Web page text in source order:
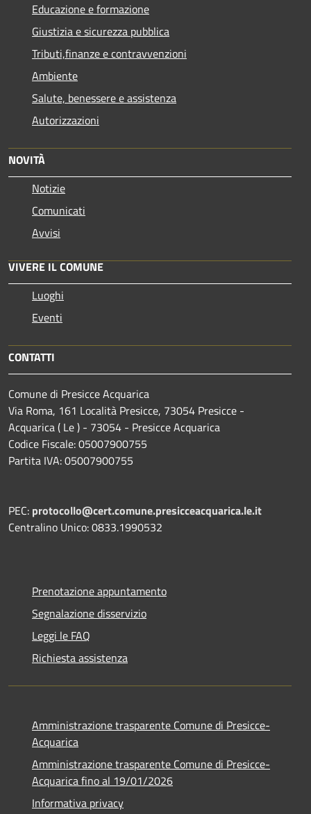
Educazione e formazione
Giustizia e sicurezza pubblica
Tributi,finanze e contravvenzioni
Ambiente
Salute, benessere e assistenza
Autorizzazioni
NOVITÀ
Notizie
Comunicati
Avvisi
VIVERE IL COMUNE
Luoghi
Eventi
CONTATTI
Comune di Presicce Acquarica
Via Roma, 161 Località Presicce, 73054 Presicce -
Acquarica ( Le ) - 73054 - Presicce Acquarica
Codice Fiscale: 05007900755
Partita IVA: 05007900755
PEC: protocollo@cert.comune.presicceacquarica.le.it
Centralino Unico: 0833.1990532
Prenotazione appuntamento
Segnalazione disservizio
Leggi le FAQ
Richiesta assistenza
Amministrazione trasparente Comune di Presicce-
Acquarica
Amministrazione trasparente Comune di Presicce-
Acquarica fino al 19/01/2026
Informativa privacy